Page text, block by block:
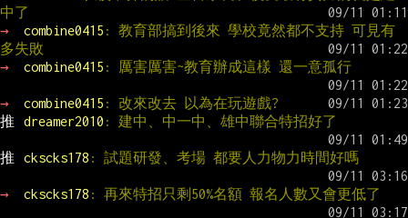
中了
→
combine0415 : 教育部搞到後來 學校竟然都不支持 可見有
多失敗
→
combine0415 : 厲害厲害~教育辦成這樣 還一意孤行
→ combine0415 : 改來改去 以為在玩遊戲?
推
dreamer2010 : 建中、中一中、雄中聯合特招好了
推 ckscks178 : 試題研發、考場 都要人力物力時間好嗎
→ ckscks178 : 再來特招只剩50%名額 報名人數又會更低了